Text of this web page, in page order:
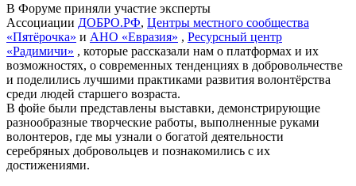
В Форуме приняли участие эксперты
Ассоциации ДОБРО.РФ, Центры местного сообщества
«Пятёрочка» и АНО «Евразия» , Ресурсный центр
«Радимичи» , которые рассказали нам о платформах и их
возможностях, о современных тенденциях в добровольчестве
и поделились лучшими практиками развития волонтёрства
среди людей старшего возраста.
В фойе были представлены выставки, демонстрирующие
разнообразные творческие работы, выполненные руками
волонтеров, где мы узнали о богатой деятельности
серебряных добровольцев и познакомились с их
достижениями.